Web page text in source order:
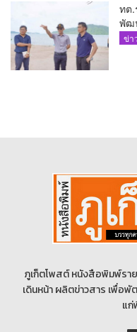
ทต.
พัฒ
ข่า
ภูเก็ตโพสต์ หนังสือพิมพ์ราย
เดินหน้า ผลิตข่าวสาร เพื่อ
แก่